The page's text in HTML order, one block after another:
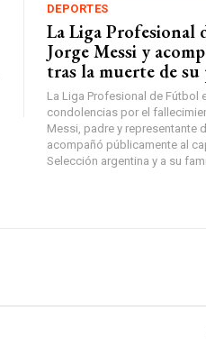
DEPORTES
La Liga Profesional
Jorge Messi y
tras la muerte de su
La Liga Profesional de Fútbol
condolencias por el
Messi, padre y representante
acompañó públicamente al
Selección argentina y a su